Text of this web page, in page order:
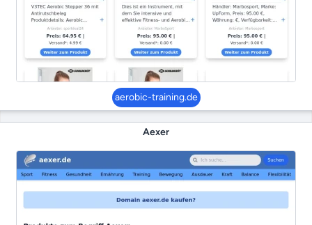
aerobic-training.de
Aexer